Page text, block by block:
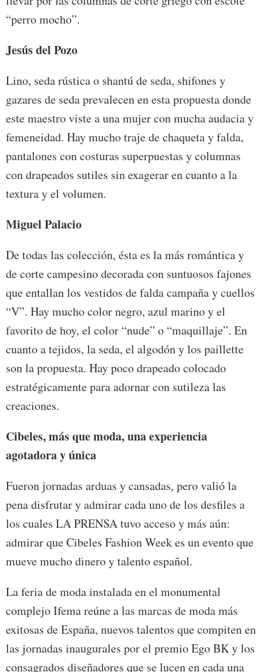
“perro mocho”.
Jesús del Pozo
Lino, seda rústica o shantú de seda, shifones y
gazares de seda prevalecen en esta propuesta donde
este maestro viste a una mujer con mucha audacia y
femeneidad. Hay mucho traje de chaqueta y falda,
pantalones con costuras superpuestas y columnas
con drapeados sutiles sin exagerar en cuanto a la
textura y el volumen.
Miguel Palacio
De todas las colección, ésta es la más romántica y
de corte campesino decorada con suntuosos fajones
que entallan los vestidos de falda campaña y cuellos
“V”. Hay mucho color negro, azul marino y el
favorito de hoy, el color “nude” o “maquillaje”. En
cuanto a tejidos, la seda, el algodón y los paillette
son la propuesta. Hay poco drapeado colocado
estratégicamente para adornar con sutileza las
creaciones.
Cibeles, más que moda, una experiencia
agotadora y única
Fueron jornadas arduas y cansadas, pero valió la
pena disfrutar y admirar cada uno de los desfiles a
los cuales LA PRENSA tuvo acceso y más aún:
admirar que Cibeles Fashion Week es un evento que
mueve mucho dinero y talento español.
La feria de moda instalada en el monumental
complejo Ifema reúne a las marcas de moda más
exitosas de España, nuevos talentos que compiten en
las jornadas inaugurales por el premio Ego BK y los
consagrados diseñadores que se lucen en cada una